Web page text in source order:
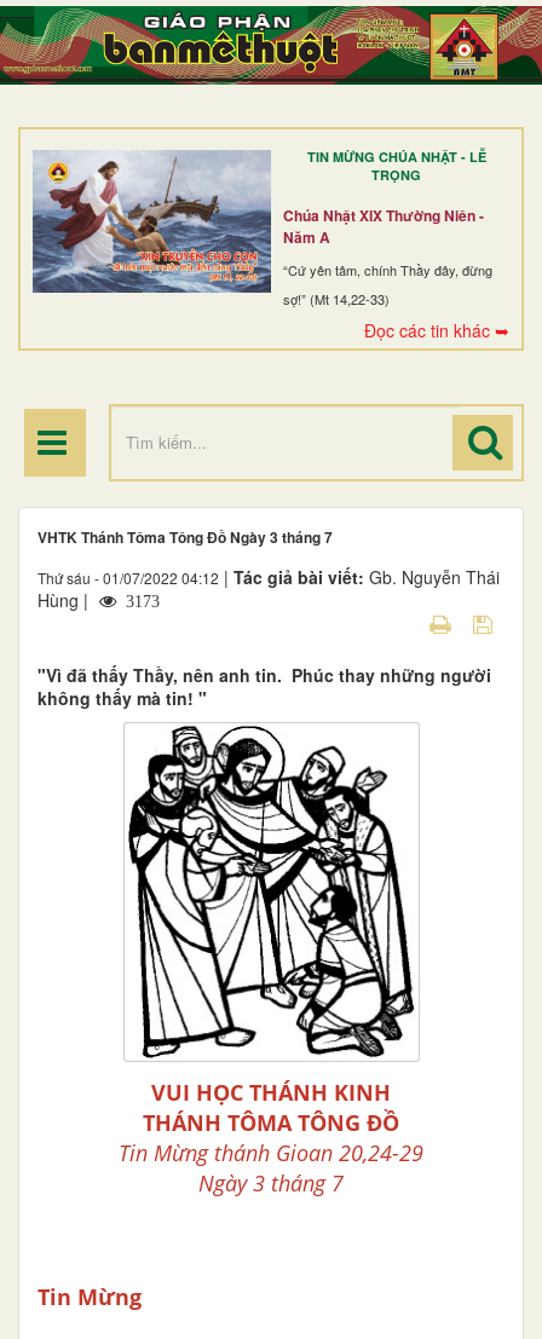
TIN MỪNG CHÚA NHẬT - LỄ
TRỌNG
Chúa Nhật XIX Thường Niên -
Năm A
“Cứ yên tâm, chính Thầy đây, đừng
sợ!” (Mt 14,22-33)
Đọc các tin khác ➥
TRANG NHẤT
GIỚI THIỆU
DÒNG TU
BAN MỤC VỤ
ĐOÀN THỂ CG
ĐIỂM HÀNH HƯƠNG
VHTK Thánh Tôma Tông Đồ Ngày 3 tháng 7
Thứ sáu - 01/07/2022 04:12 | Tác giả bài viết: Gb. Nguyễn Thái
Hùng |
3173
"Vì đã thấy Thầy, nên anh tin. Phúc thay những người
không thấy mà tin! "
VUI HỌC THÁNH KINH
THÁNH TÔMA TÔNG ĐỒ
Tin Mừng thánh Gioan 20,24-29
Ngày 3 tháng 7
Tin Mừng